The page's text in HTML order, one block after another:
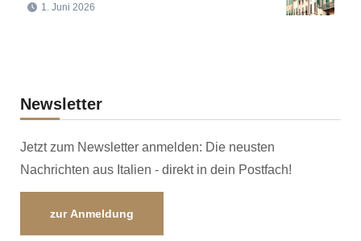
1. Juni 2026
Newsletter
Jetzt zum Newsletter anmelden: Die neusten
Nachrichten aus Italien - direkt in dein Postfach!
zur Anmeldung